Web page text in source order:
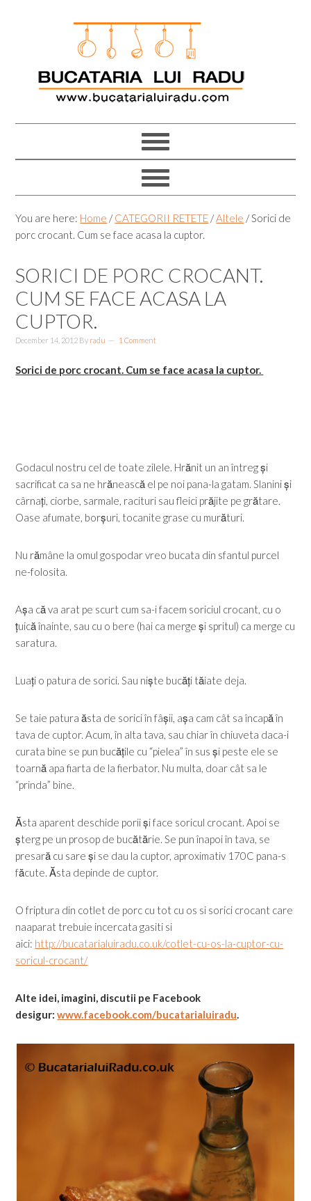
You are here: Home / CATEGORII RETETE /Altele /Sorici de
porc crocant. Cum se face acasa la cuptor.
SORICI DE PORC CROCANT.
CUM SE FACE ACASA LA
CUPTOR.
December 14, 2012 By radu 1 Comment
Sorici de porc crocant. Cum se face acasa la cuptor.
Godacul nostru cel de toate zilele. Hrănit un an întreg și
sacrificat ca sa ne hrănească el pe noi pana-la gatam. Slanini și
cârnați, ciorbe, sarmale, racituri sau fleici prăjite pe grătare.
Oase afumate, borșuri, tocanite grase cu murături.
Nu rămâne la omul gospodar vreo bucata din sfantul purcel
ne-folosita.
Așa că va arat pe scurt cum sa-i facem soriciul crocant, cu o
țuică înainte, sau cu o bere (hai ca merge și spritul) ca merge cu
saratura.
Luați o patura de sorici. Sau niște bucăți tăiate deja.
Se taie patura ăsta de sorici în fâșii, așa cam cât sa încapă în
tava de cuptor. Acum, în alta tava, sau chiar în chiuveta daca-i
curata bine se pun bucățile cu “pielea” în sus și peste ele se
toarnă apa fiarta de la fierbator. Nu multa, doar cât sa le
“prinda” bine.
Ăsta aparent deschide porii și face soricul crocant. Apoi se
șterg pe un prosop de bucătărie. Se pun înapoi în tava, se
presară cu sare și se dau la cuptor, aproximativ 170C pana-s
făcute. Ăsta depinde de cuptor.
O friptura din cotlet de porc cu tot cu os si sorici crocant care
naaparat trebuie incercata gasiti si
aici: http://bucatarialuiradu.co.uk/cotlet-cu-os-la-cuptor-cu-
soricul-crocant/
Alte idei, imagini, discutii pe Facebook
desigur:www.facebook.com/bucatarialuiradu.